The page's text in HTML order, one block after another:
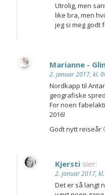
Utrolig, men
like bra, men
jeg si meg godt
Marianne -
2. januar 2017, kl.
Nordkapp til
geografiske
For noen
2016!
Godt nytt reiseår
Kjersti sier:
2. januar 2017,
Det er så langt